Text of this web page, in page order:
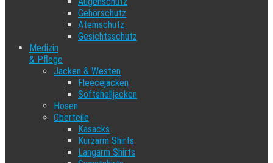
Gehörschutz
Atemschutz
Gesichtsschutz
Medizin
& Pflege
Jacken & Westen
Fleecejacken
Softshelljacken
Hosen
Oberteile
Kasacks
Kurzarm Shirts
Langarm Shirts